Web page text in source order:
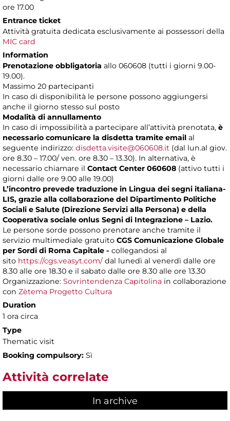
ore 17.00
Entrance ticket
Attività gratuita dedicata esclusivamente ai possessori della
MIC card
Information
Prenotazione obbligatoria allo 060608 (tutti i giorni 9.00-
19.00).
Massimo 20 partecipanti
In caso di disponibilità le persone possono aggiungersi
anche il giorno stesso sul posto
Modalità di annullamento
In caso di impossibilità a partecipare all’attività prenotata, è
necessario comunicare la disdetta tramite email al
seguente indirizzo: disdetta.visite@060608.it (dal lun.al giov.
ore 8.30 – 17.00/ ven. ore 8.30 – 13.30). In alternativa, è
necessario chiamare il Contact Center 060608 (attivo tutti i
giorni dalle ore 9.00 alle 19.00)
L’incontro prevede traduzione in Lingua dei segni italiana-
LIS, grazie alla collaborazione del Dipartimento Politiche
Sociali e Salute (Direzione Servizi alla Persona) e della
Cooperativa sociale onlus Segni di Integrazione – Lazio.
Le persone sorde possono prenotare anche tramite il
servizio multimediale gratuito CGS Comunicazione Globale
per Sordi di Roma Capitale - collegandosi al
sito https://cgs.veasyt.com/dal lunedì al venerdì dalle ore
8.30 alle ore 18.30 e il sabato dalle ore 8.30 alle ore 13.30
Organizzazione: Sovrintendenza Capitolina in collaborazione
con Zètema Progetto Cultura
Duration
1 ora circa
Type
Thematic visit
Booking compulsory: Sì
Attività correlate
In archive